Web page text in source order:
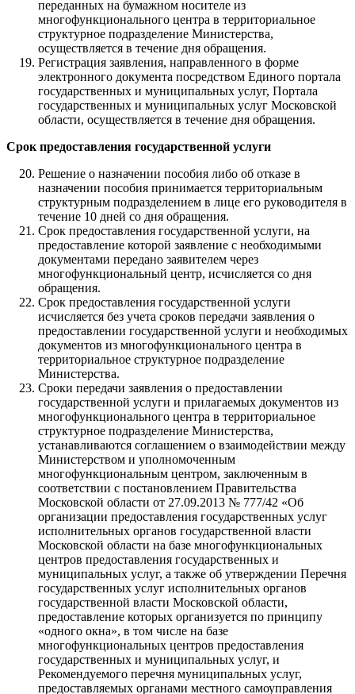
переданных на бумажном носителе из
многофункционального центра в территориальное
структурное подразделение Министерства,
осуществляется в течение дня обращения.
Регистрация заявления, направленного в форме
электронного документа посредством Единого портала
государственных и муниципальных услуг, Портала
государственных и муниципальных услуг Московской
области, осуществляется в течение дня обращения.
Срок предоставления государственной услуги
Решение о назначении пособия либо об отказе в
назначении пособия принимается территориальным
структурным подразделением в лице его руководителя в
течение 10 дней со дня обращения.
Срок предоставления государственной услуги, на
предоставление которой заявление с необходимыми
документами передано заявителем через
многофункциональный центр, исчисляется со дня
обращения.
Срок предоставления государственной услуги
исчисляется без учета сроков передачи заявления о
предоставлении государственной услуги и необходимых
документов из многофункционального центра в
территориальное структурное подразделение
Министерства.
Сроки передачи заявления о предоставлении
государственной услуги и прилагаемых документов из
многофункционального центра в территориальное
структурное подразделение Министерства,
устанавливаются соглашением о взаимодействии между
Министерством и уполномоченным
многофункциональным центром, заключенным в
соответствии с постановлением Правительства
Московской области от 27.09.2013 № 777/42 «Об
организации предоставления государственных услуг
исполнительных органов государственной власти
Московской области на базе многофункциональных
центров предоставления государственных и
муниципальных услуг, а также об утверждении Перечня
государственных услуг исполнительных органов
государственной власти Московской области,
предоставление которых организуется по принципу
«одного окна», в том числе на базе
многофункциональных центров предоставления
государственных и муниципальных услуг, и
Рекомендуемого перечня муниципальных услуг,
предоставляемых органами местного самоуправления